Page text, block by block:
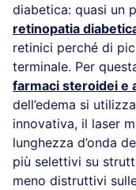
diabetica: quasi un
retinopatia
retinici perché di
terminale. Per
farmaci steroidei e
dell’edema si
innovativa, il laser
lunghezza d’onda
più selettivi su
meno distruttivi